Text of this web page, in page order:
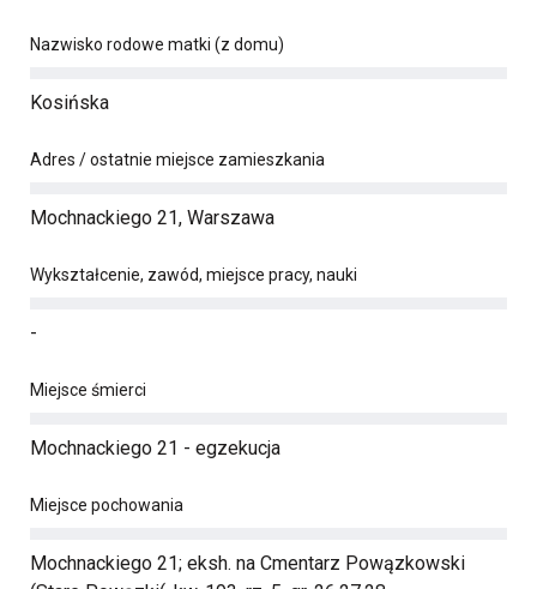
Nazwisko rodowe matki (z domu)
Kosińska
Adres / ostatnie miejsce zamieszkania
Mochnackiego 21, Warszawa
Wykształcenie, zawód, miejsce pracy, nauki
-
Miejsce śmierci
Mochnackiego 21 - egzekucja
Miejsce pochowania
Mochnackiego 21; eksh. na Cmentarz Powązkowski